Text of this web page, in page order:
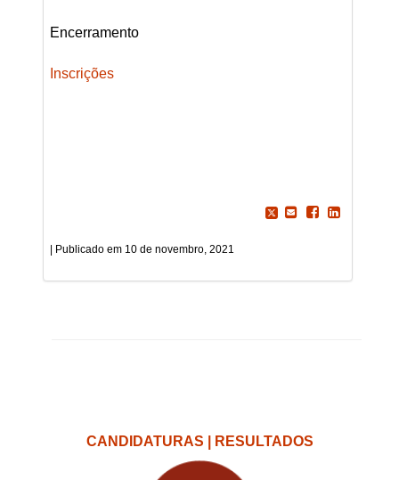
Encerramento
Inscrições
10 de novembro, 2021
CANDIDATURAS | RESULTADOS